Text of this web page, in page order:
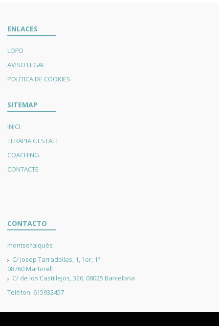
ENLACES
LOPD
AVISO LEGAL
POLÍTICA DE COOKIES
SITEMAP
INICI
TERAPIA GESTALT
COACHING
CONTACTE
CONTACTO
montsefalqués
C/ Josep Tarradellas, 1, 1er, 1ª
08760 Martorell
C/ de los Castillejos, 326, 08025 Barcelona
Telèfon: 615932457